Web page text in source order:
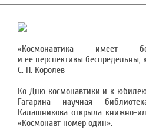
«Космонавтика имеет
и ее перспективы беспредельны,
С. П. Королев
Ко Дню космонавтики и к
Гагарина научная
Калашникова открыла книжно-
«Космонавт номер один».